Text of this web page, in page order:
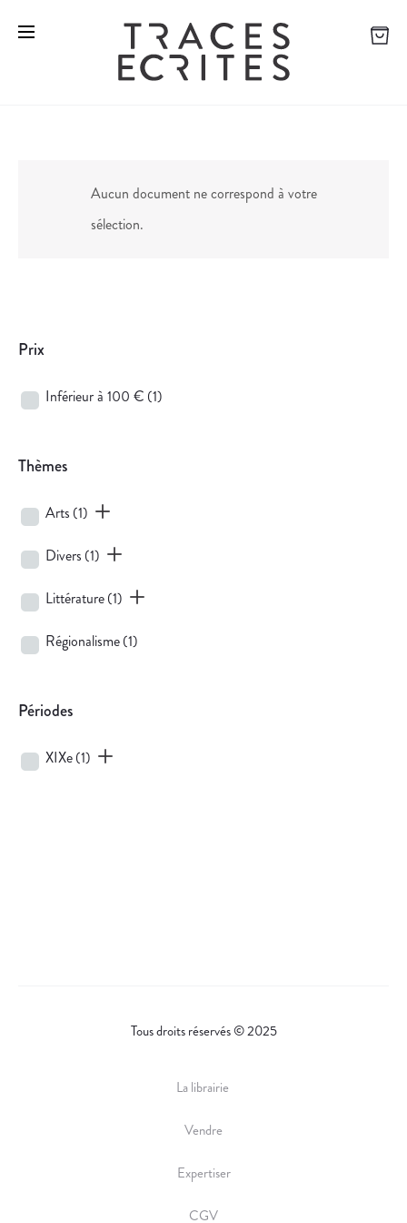
Aucun document ne correspond à votre
sélection.
Prix
Inférieur à 100 € (1)
Thèmes
Arts (1)
Divers (1)
Littérature(1)
Régionalisme(1)
Périodes
XIXe(1)
Tous droits réservés © 2025
La librairie
Vendre
Expertiser
CGV